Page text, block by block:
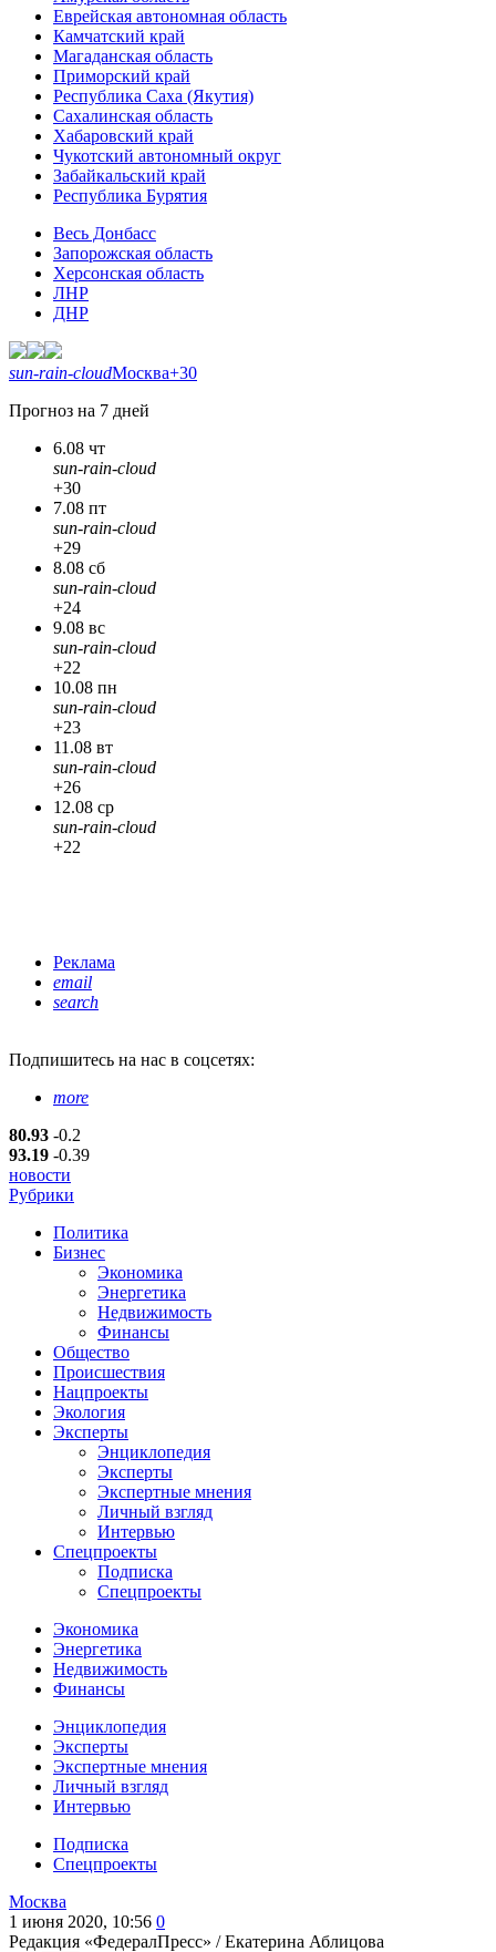
Еврейская автономная область
Камчатский край
Магаданская область
Приморский край
Республика Саха (Якутия)
Сахалинская область
Хабаровский край
Чукотский автономный округ
Забайкальский край
Республика Бурятия
Весь Донбасс
Запорожская область
Херсонская область
ЛНР
ДНР
sun-rain-cloudМосква+30
Прогноз на 7 дней
6.08 чт
sun-rain-cloud
+30
7.08 пт
sun-rain-cloud
+29
8.08 сб
sun-rain-cloud
+24
9.08 вс
sun-rain-cloud
+22
10.08 пн
sun-rain-cloud
+23
11.08 вт
sun-rain-cloud
+26
12.08 ср
sun-rain-cloud
+22
Реклама
email
search
Подпишитесь на нас в соцсетях:
more
80.93 -0.2
93.19 -0.39
новости
Рубрики
Политика
Бизнес
Экономика
Энергетика
Недвижимость
Финансы
Общество
Происшествия
Нацпроекты
Экология
Эксперты
Энциклопедия
Эксперты
Экспертные мнения
Личный взгляд
Интервью
Спецпроекты
Подписка
Спецпроекты
Экономика
Энергетика
Недвижимость
Финансы
Энциклопедия
Эксперты
Экспертные мнения
Личный взгляд
Интервью
Подписка
Спецпроекты
Москва
1 июня 2020, 10:56 0
Редакция «ФедералПресс» /Екатерина Аблицова